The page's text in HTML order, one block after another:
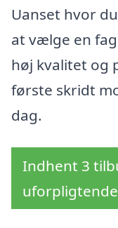
Uanset hvor
at vælge en
høj kvalitet og
første skridt
dag.
Indhent 3
uforpligtende